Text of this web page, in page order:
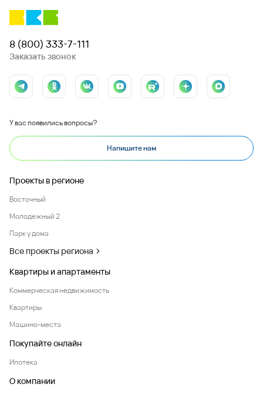
8 (800) 333-7-111
Заказать звонок
У вас появились вопросы?
Напишите нам
Проекты в регионе
Восточный
Молодежный 2
Парк у дома
Все проекты региона
Квартиры и апартаменты
Коммерческая недвижимость
Квартиры
Машино-места
Покупайте онлайн
Ипотека
О компании